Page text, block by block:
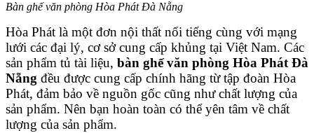
Bàn ghế văn phòng Hòa Phát Đà Nẵng
Hòa Phát là một đơn nội thất nổi tiếng cùng với mạng
lưới các đại lý, cơ sở cung cấp khủng tại Việt Nam. Các
sản phẩm tủ tài liệu, bàn ghế văn phòng Hòa Phát Đà
Nẵng đều được cung cấp chính hãng từ tập đoàn Hòa
Phát, đảm bảo về nguồn gốc cũng như chất lượng của
sản phẩm. Nên bạn hoàn toàn có thể yên tâm về chất
lượng của sản phẩm.